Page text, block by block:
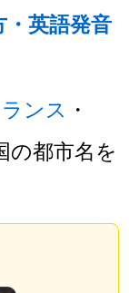
英語発音
ンス ・
の都市名を